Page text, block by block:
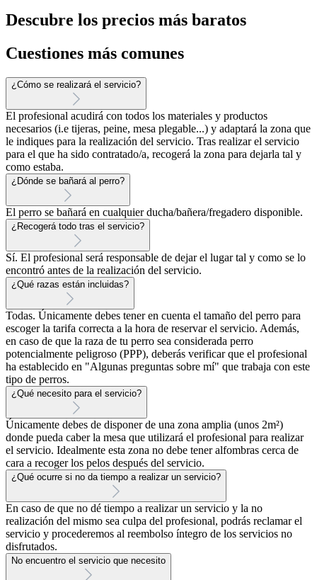
Descubre los precios más baratos
Cuestiones más comunes
¿Cómo se realizará el servicio?
El profesional acudirá con todos los materiales y productos
necesarios (i.e tijeras, peine, mesa plegable...) y adaptará la zona que
le indiques para la realización del servicio. Tras realizar el servicio
para el que ha sido contratado/a, recogerá la zona para dejarla tal y
como estaba.
¿Dónde se bañará al perro?
El perro se bañará en cualquier ducha/bañera/fregadero disponible.
¿Recogerá todo tras el servicio?
Sí. El profesional será responsable de dejar el lugar tal y como se lo
encontró antes de la realización del servicio.
¿Qué razas están incluidas?
Todas. Únicamente debes tener en cuenta el tamaño del perro para
escoger la tarifa correcta a la hora de reservar el servicio. Además,
en caso de que la raza de tu perro sea considerada perro
potencialmente peligroso (PPP), deberás verificar que el profesional
ha establecido en "Algunas preguntas sobre mí" que trabaja con este
tipo de perros.
¿Qué necesito para el servicio?
Únicamente debes de disponer de una zona amplia (unos 2m²)
donde pueda caber la mesa que utilizará el profesional para realizar
el servicio. Idealmente esta zona no debe tener alfombras cerca de
cara a recoger los pelos después del servicio.
¿Qué ocurre si no da tiempo a realizar un servicio?
En caso de que no dé tiempo a realizar un servicio y la no
realización del mismo sea culpa del profesional, podrás reclamar el
servicio y procederemos al reembolso íntegro de los servicios no
disfrutados.
No encuentro el servicio que necesito